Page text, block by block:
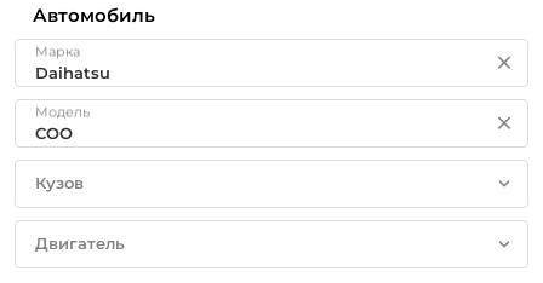
Автомобиль
Марка
Модель
Кузов
Двигатель